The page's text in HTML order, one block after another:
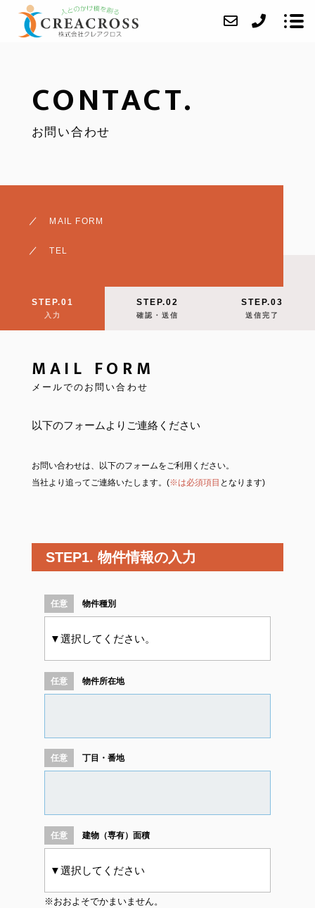
当社について
お問い合わせ
任意売却
CONTACT.
お問い合わせ
MAIL FORM
TEL
STEP.01
入力
STEP.02
確認・送信
STEP.03
送信完了
MAIL FORM
メールでのお問い合わせ
以下のフォームよりご連絡ください
お問い合わせは、以下のフォームをご利用ください。
当社より追ってご連絡いたします。(※は必須項目 となります)
STEP1. 物件情報の入力
物件種別
物件所在地
丁目・番地
建物（専有）面積
※おおよそでかまいません。